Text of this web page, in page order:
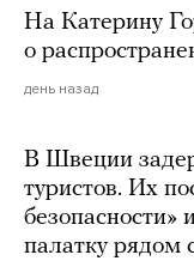
На Катерину
о
день назад
В Швеции
туристов. Их
безопасности»
палатку рядом